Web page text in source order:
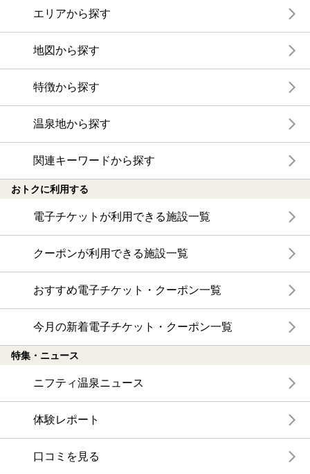
エリアから探す
地図から探す
特徴から探す
温泉地から探す
関連キーワードから探す
おトクに利用する
電子チケットが利用できる施設一覧
クーポンが利用できる施設一覧
おすすめ電子チケット・クーポン一覧
今月の新着電子チケット・クーポン一覧
特集・ニュース
ニフティ温泉ニュース
体験レポート
口コミを見る